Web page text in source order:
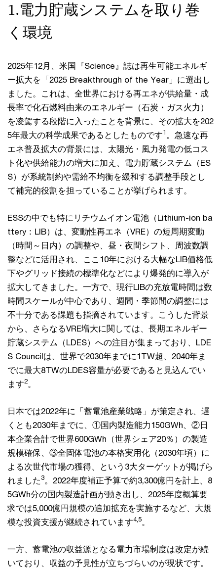
1.電力貯蔵システムを取り巻
く環境
2025年12月、米国『Science』誌は再生可能エネルギ
ー拡大を「2025 Breakthrough of the Year」に選出し
ました。これは、全世界における再エネが供給量・成
長率で化石燃料由来のエネルギー（石炭・ガス火力）
を凌駕する段階に入ったことを背景に、その拡大を202
5年最大の科学成果であるとしたものです1。急速な再
エネ普及拡大の背景には、太陽光・風力発電の低コス
ト化や供給能力の増大に加え、電力貯蔵システム（ES
S）が系統制約や需給不均衡を緩和する調整手段とし
て補完的役割を担っていることが挙げられます。
ESSの中でも特にリチウムイオン電池（Lithium-ion ba
ttery：LIB）は、変動性再エネ（VRE）の短周期変動
（時間～日内）の調整や、昼・夜間シフト、周波数調
整などに活用され、ここ10年における大幅なLIB価格低
下やグリッド接続の標準化などにより爆発的に導入が
拡大してきました。一方で、現行LIBの充放電時間は数
時間スケールが中心であり、週間・季節間の調整には
不十分である課題も指摘されています。こうした背景
から、さらなるVRE増大に関しては、長期エネルギー
貯蔵システム（LDES）への注目が集まっており、LDE
S Councilは、世界で2030年までに1TW超、2040年ま
でに最大8TWのLDES容量が必要であると見込んでい
ます2。
日本では2022年に「蓄電池産業戦略」が策定され、遅
くとも2030年までに、①国内製造能力150GWh、②日
本企業合計で世界600GWh（世界シェア20％）の製造
規模確保、③全固体電池の本格実用化（2030年頃）に
よる次世代市場の獲得、という3大ターゲットが掲げら
れました3。2022年度補正予算で約3,300億円を計上、8
5GWh分の国内製造計画が動き出し、2025年度概算要
求では5,000億円規模の追加拡充を実施するなど、大規
模な投資支援が継続されています4,5。
一方、蓄電池の収益源となる電力市場制度は改定が続
いており、収益の予見性が立ちづらいのが現状です。